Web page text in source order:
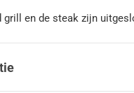
grill en de steak zijn